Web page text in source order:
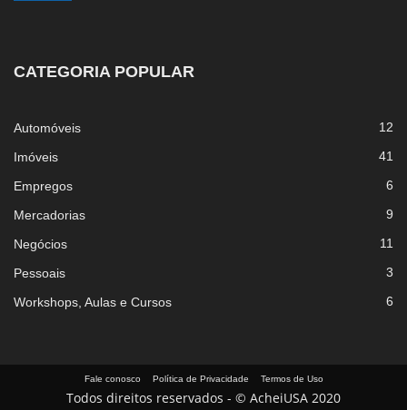
CATEGORIA POPULAR
Automóveis 12
Imóveis 41
Empregos 6
Mercadorias 9
Negócios 11
Pessoais 3
Workshops, Aulas e Cursos 6
Fale conosco Política de Privacidade Termos de Uso
Todos direitos reservados - © AcheiUSA 2020